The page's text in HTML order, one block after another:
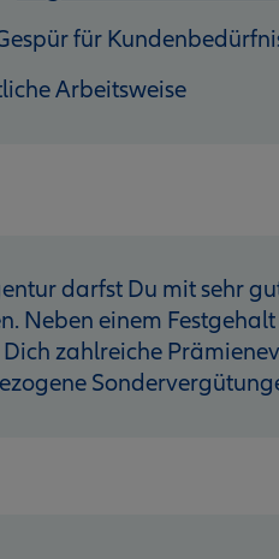
für
Arbeitsweise
darfst Du mit sehr
Neben einem
zahlreiche